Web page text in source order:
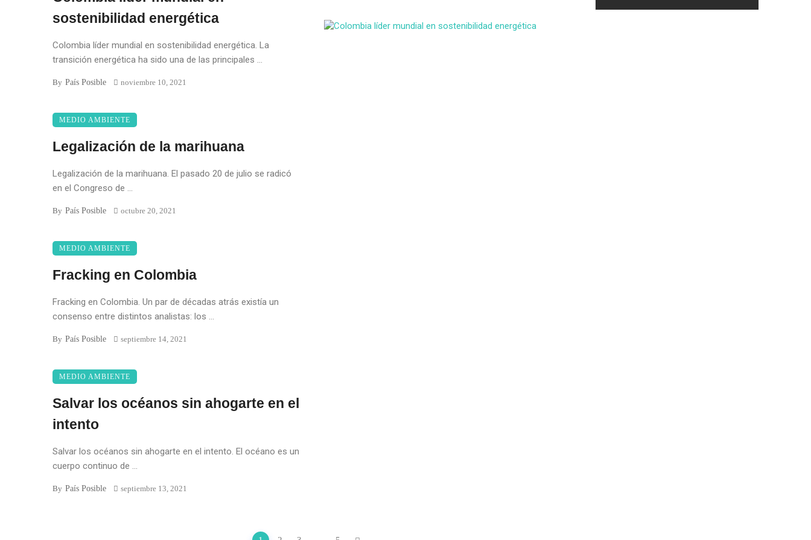
sostenibilidad energética
Colombia líder mundial en sostenibilidad energética. La
transición energética ha sido una de las principales ...
By País Posible noviembre 10, 2021
MEDIO AMBIENTE
Legalización de la marihuana
Legalización de la marihuana. El pasado 20 de julio se radicó
en el Congreso de ...
By País Posible octubre 20, 2021
MEDIO AMBIENTE
Fracking en Colombia
Fracking en Colombia. Un par de décadas atrás existía un
consenso entre distintos analistas: los ...
By País Posible septiembre 14, 2021
MEDIO AMBIENTE
Salvar los océanos sin ahogarte en el
intento
Salvar los océanos sin ahogarte en el intento. El océano es un
cuerpo continuo de ...
By País Posible septiembre 13, 2021